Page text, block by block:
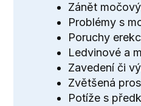
Zánět
Problémy s
Poruchy
Ledvinové a
Zavedení či
Zvětšená
Potíže s